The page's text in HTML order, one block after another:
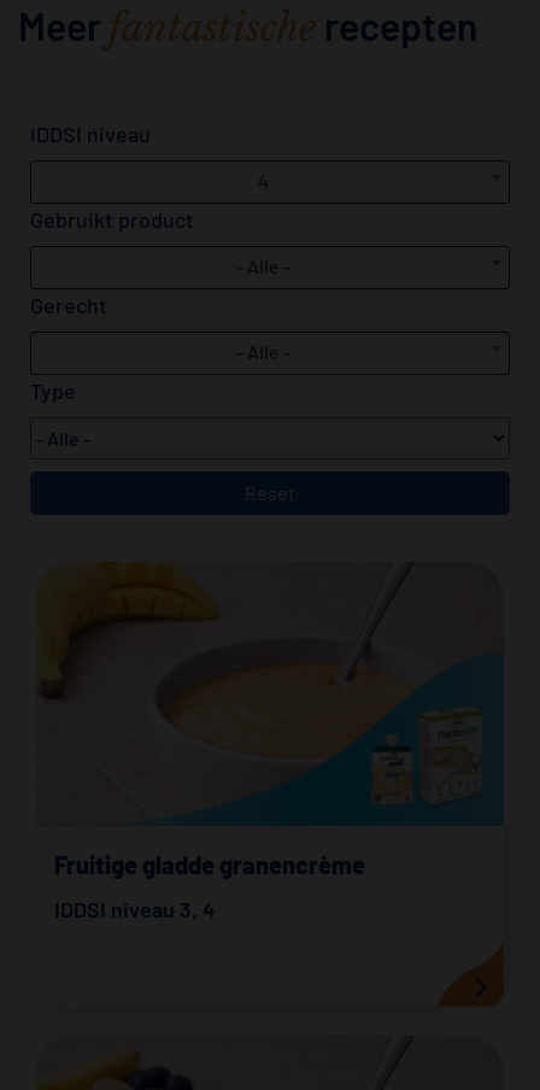
Meer fantastische recepten
IDDSI niveau
4
Gebruikt product
- Alle -
Gerecht
- Alle -
Type
Fruitige gladde granencrème
IDDSI niveau 3, 4